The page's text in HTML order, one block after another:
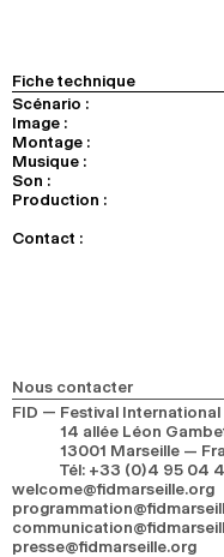
Fiche technique
Scénario :
Image :
Montage :
Musique :
Son :
Production :
Contact :
Nous contacter
FID — Festival
14 allée Léon
13001 Marseille —
Tél: +33 (0)4 95 04
welcome@fidmarseille.org
presse@fidmarseille.org